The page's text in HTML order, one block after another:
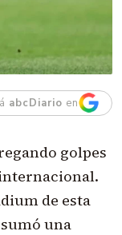
abcDiario en
golpes
de esta
una